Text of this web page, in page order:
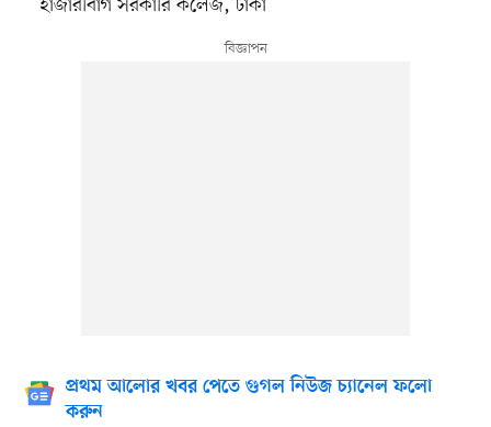
হাজারীবাগ সরকারি কলেজ, ঢাকা
প্রথম আলোর খবর পেতে গুগল নিউজ চ্যানেল ফলো
করুন